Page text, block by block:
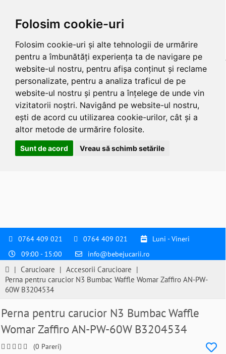
Folosim cookie-uri
Folosim cookie-uri și alte tehnologii de urmărire
pentru a îmbunătăți experiența ta de navigare pe
website-ul nostru, pentru afișa conținut și reclame
personalizate, pentru a analiza traficul de pe
website-ul nostru și pentru a înțelege de unde vin
vizitatorii noștri. Navigând pe website-ul nostru,
ești de acord cu utilizarea cookie-urilor, cât și a
altor metode de urmărire folosite.
Sunt de acord Vreau să schimb setările
0764 409 021 0764 409 021
Luni - Vineri
09:00 - 15:00
info@bebejucarii.ro
| Carucioare | Accesorii Carucioare |
Perna pentru carucior N3 Bumbac Waffle Womar Zaffiro AN-PW-
60W B3204534
Perna pentru carucior N3 Bumbac Waffle
Womar Zaffiro AN-PW-60W B3204534
(0 Pareri)